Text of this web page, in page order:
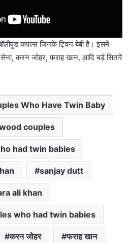
कपल्स जिनके ट्विन बेबी है। इसमें
करन जोहर, फराह खान, आदि बड़े सितारें
Who Have Twin Baby
couples
had twin babies
sanjay dutt
ali khan
who had twin babies
करन जोहर फराह खान